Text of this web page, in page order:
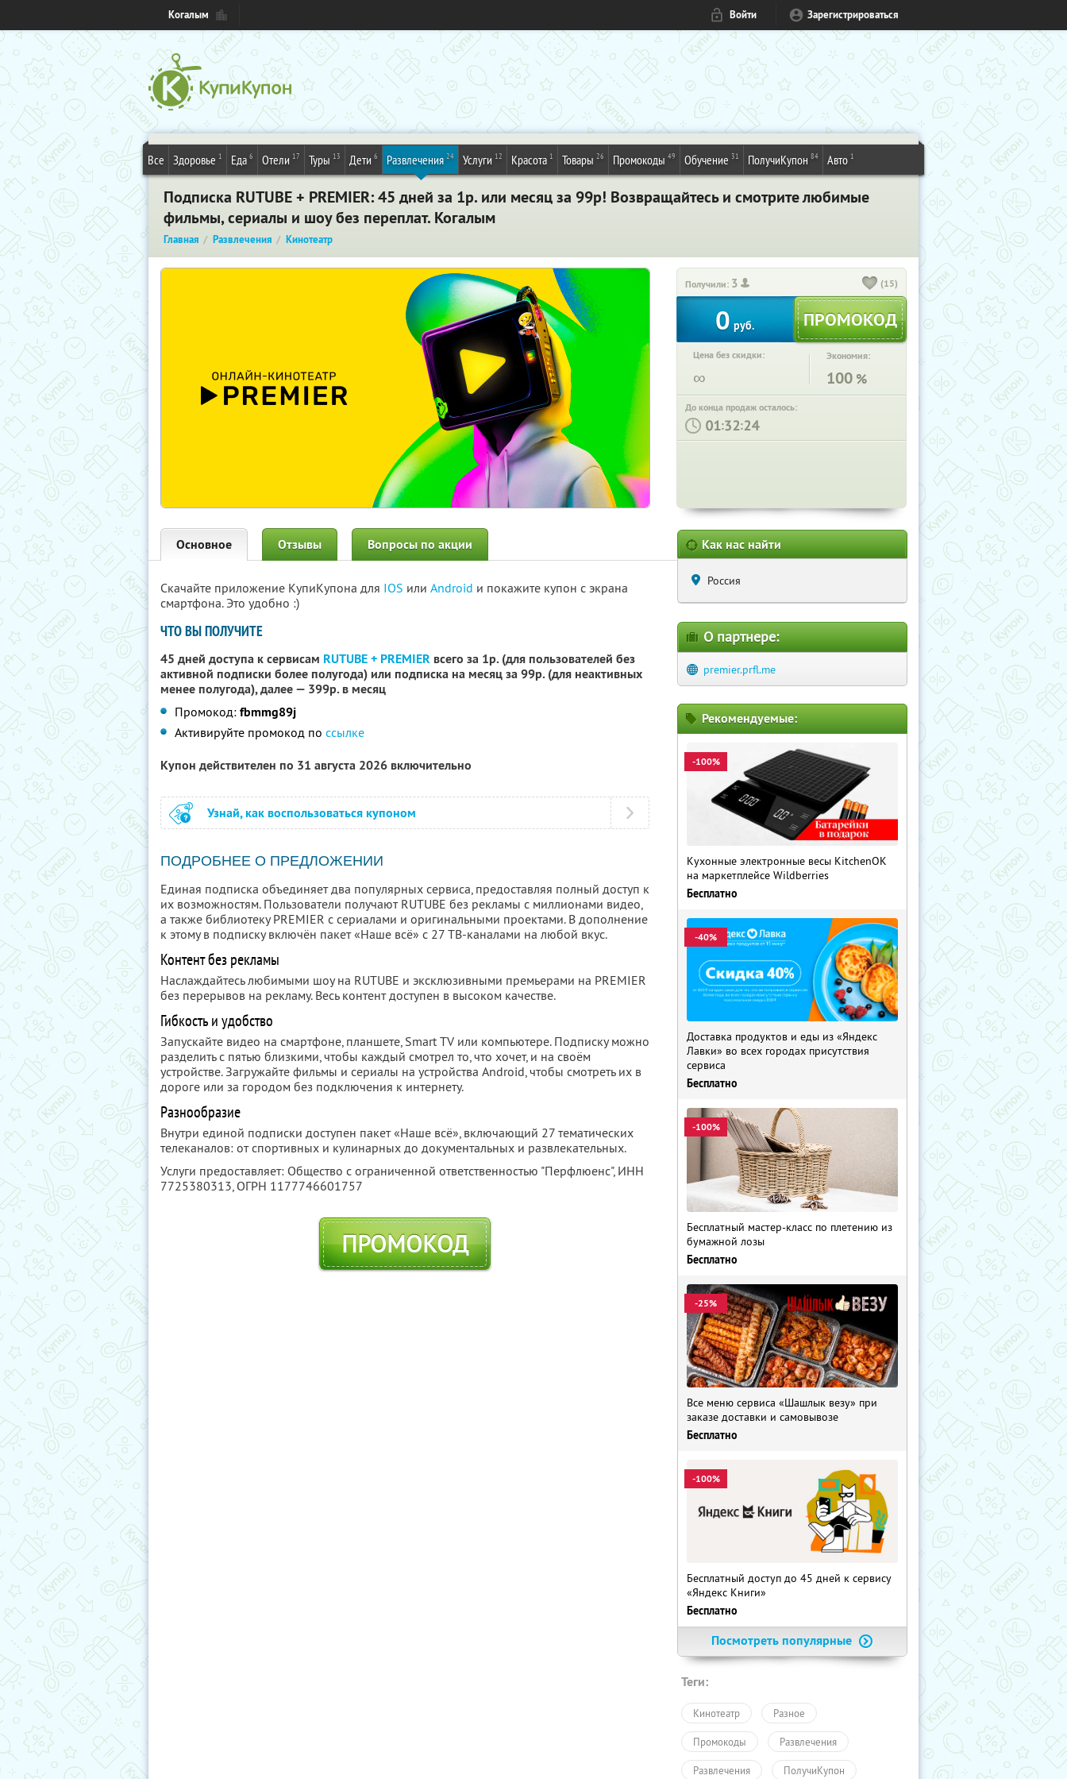
Когалым Войти Зарегистрироваться
Все Здоровье 1 Еда 6 Отели 17 Туры 13 Дети 6 Развлечения 24 Услуги 12 Красота 1 Товары 26 Промокоды 49 Обучение 31 ПолучиКупон 84 Авто 1
Подписка RUTUBE + PREMIER: 45 дней за 1р. или месяц за 99р! Возвращайтесь и смотрите любимые
фильмы, сериалы и шоу без переплат. Когалым
Главная Развлечения Кинотеатр
Получили: 3 (15)
0 руб.
Цена без скидки:
∞
Экономия:
100 %
До конца продаж осталось:
: :
Основное Отзывы Вопросы по акции
Скачайте приложение КупиКупона для IOS или Android и покажите купон с экрана
смартфона. Это удобно :)
ЧТО ВЫ ПОЛУЧИТЕ
45 дней доступа к сервисам RUTUBE + PREMIER всего за 1р. (для пользователей без
активной подписки более полугода) или подписка на месяц за 99р. (для неактивных
менее полугода), далее — 399р. в месяц
Промокод: fbmmg89j
Активируйте промокод по ссылке
Купон действителен по 31 августа 2026 включительно
Узнай, как воспользоваться купоном
ПОДРОБНЕЕ О ПРЕДЛОЖЕНИИ
Единая подписка объединяет два популярных сервиса, предоставляя полный доступ к
их возможностям. Пользователи получают RUTUBE без рекламы с миллионами видео,
а также библиотеку PREMIER с сериалами и оригинальными проектами. В дополнение
к этому в подписку включён пакет «Наше всё» с 27 ТВ-каналами на любой вкус.
Контент без рекламы
Наслаждайтесь любимыми шоу на RUTUBE и эксклюзивными премьерами на PREMIER
без перерывов на рекламу. Весь контент доступен в высоком качестве.
Гибкость и удобство
Запускайте видео на смартфоне, планшете, Smart TV или компьютере. Подписку можно
разделить с пятью близкими, чтобы каждый смотрел то, что хочет, и на своём
устройстве. Загружайте фильмы и сериалы на устройства Android, чтобы смотреть их в
дороге или за городом без подключения к интернету.
Разнообразие
Внутри единой подписки доступен пакет «Наше всё», включающий 27 тематических
телеканалов: от спортивных и кулинарных до документальных и развлекательных.
Услуги предоставляет: Общество с ограниченной ответственностью "Перфлюенс", ИНН
7725380313, ОГРН 1177746601757
ПРОМОКОД
Как нас найти
Россия
О партнере:
premier.prfl.me
Рекомендуемые:
-100%
Кухонные электронные весы KitchenOK
на маркетплейсе Wildberries
Бесплатно
-40%
Доставка продуктов и еды из «Яндекс
Лавки» во всех городах присутствия
сервиса
Бесплатно
-100%
Бесплатный мастер-класс по плетению из
бумажной лозы
Бесплатно
-25%
Все меню сервиса «Шашлык везу» при
заказе доставки и самовывозе
Бесплатно
-100%
Бесплатный доступ до 45 дней к сервису
«Яндекс Книги»
Бесплатно
Посмотреть популярные
Теги:
Кинотеатр Разное
Промокоды Развлечения
Развлечения ПолучиКупон